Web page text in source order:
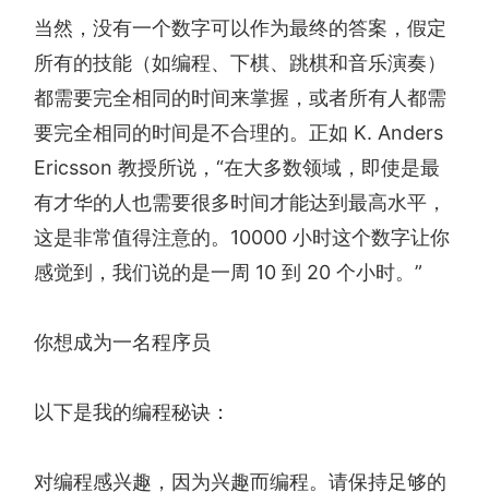
当然，没有一个数字可以作为最终的答案，假定
所有的技能（如编程、下棋、跳棋和音乐演奏）
都需要完全相同的时间来掌握，或者所有人都需
要完全相同的时间是不合理的。正如 K. Anders
Ericsson 教授所说，“在大多数领域，即使是最
有才华的人也需要很多时间才能达到最高水平，
这是非常值得注意的。10000 小时这个数字让你
感觉到，我们说的是一周 10 到 20 个小时。”
你想成为一名程序员
以下是我的编程秘诀：
对编程感兴趣，因为兴趣而编程。请保持足够的